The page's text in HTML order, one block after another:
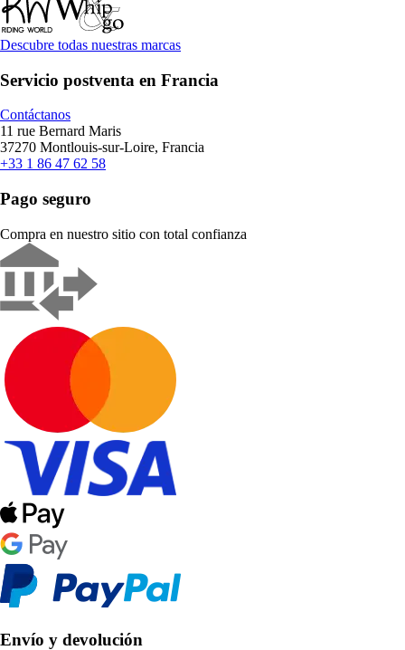
Descubre todas nuestras marcas
Servicio postventa en Francia
Contáctanos
11 rue Bernard Maris
37270 Montlouis-sur-Loire, Francia
+33 1 86 47 62 58
Pago seguro
Compra en nuestro sitio con total confianza
Envío y devolución